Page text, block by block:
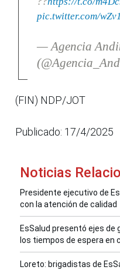
pic.twitter.com/
— Agencia
(FIN) NDP/JOT
Publicado: 17/4/2025
Noticias
Presidente ejecutivo de
con la atención de calidad
EsSalud presentó ejes
los tiempos de espera en
Loreto: brigadistas de